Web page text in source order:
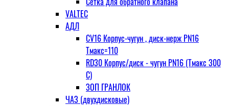
VALTEC
АДЛ
CV16 Корпус-чугун , диск-нерж PN16
Тмакс=110
RD30 Корпус/диск - чугун РN16 (Тмакс 300
С)
ЗОП ГРАНЛОК
ЧАЗ (двухдисковые)